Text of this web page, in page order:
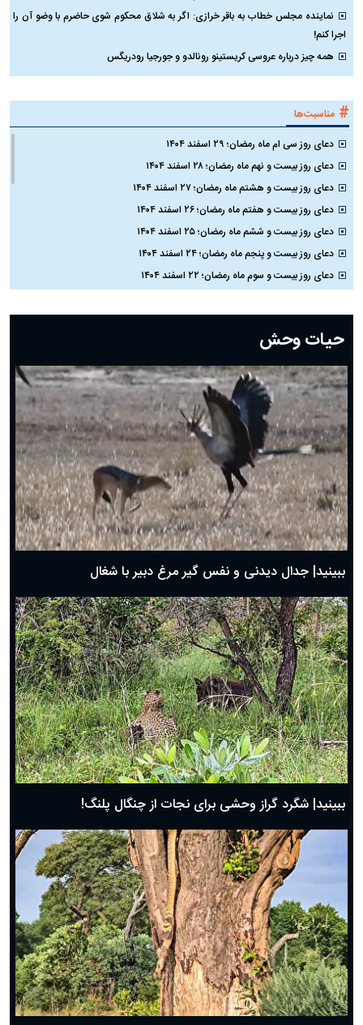
نماینده مجلس خطاب به باقر خرازی: اگر به شلاق محکوم شوی حاضرم با وضو آن را
اجرا کنم!
همه چیز درباره عروسی کریستینو رونالدو و جورجیا رودریگس
# مناسبت‌ها
دعای روز سی ام ماه رمضان؛ ۲۹ اسفند ۱۴۰۴
دعای روز بیست و نهم ماه رمضان؛ ۲۸ اسفند ۱۴۰۴
دعای روز بیست و هشتم ماه رمضان؛ ۲۷ اسفند ۱۴۰۴
دعای روز بیست و هفتم ماه رمضان؛ ۲۶ اسفند ۱۴۰۴
دعای روز بیست و ششم ماه رمضان؛ ۲۵ اسفند ۱۴۰۴
دعای روز بیست و پنجم ماه رمضان؛ ۲۴ اسفند ۱۴۰۴
دعای روز بیست و سوم ماه رمضان؛ ۲۲ اسفند ۱۴۰۴
دعای روز بیستم ماه رمضان؛ ۱۹ اسفند ۱۴۰۴
دعای روز هشتم ماه مبارک رمضان؛ ۷ اسفند ماه ۱۴۰۴
دعای روز هفتم ماه رمضان؛ ۶ اسفند ۱۴۰۴
دعای روز ششم ماه رمضان؛ ۵ اسفند ۱۴۰۴
دعای روز پنجم ماه رمضان؛ ۴ اسفند ۱۴۰۴
دعای روز چهارم ماه مبارک رمضان؛ ۳ اسفند ۱۴۰۴
دعای روز سوم ماه مبارک رمضان؛ ۱۴ اسفند ۱۴۰۴
دعای روز دوم ماه مبارک رمضان ۱ اسفند ماه ۱۴۰۴
دعای روز اول ماه مبارک رمضان، ۳۰ بهمن ۱۴۰۴
حضرت زینب(س) چگونه از دنیا رفت؟
بهترین پیامک تبریک روز پدر ۱۴۰۴؛ جملات زیبا و صمیمانه
حیات وحش
ببینید| جدال دیدنی و نفس گیر مرغ دبیر با شغال
ببینید| شگرد گراز وحشی برای نجات از چنگال پلنگ!